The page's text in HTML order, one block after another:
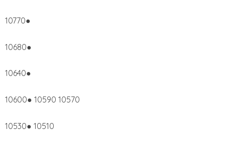
10770●
10680●
10640●
10600● 10590 10570
10530● 10510